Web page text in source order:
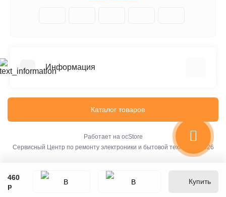
460
р
Купить
Информация
О компании
Стоимость услуг
Обучение и тестирование
Каталог товаров
Работает на ocStore
Сервисный Центр по ремонту электроники и бытовой техники © 2026